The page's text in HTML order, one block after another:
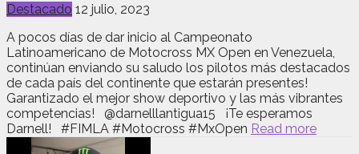
Destacado 12 julio, 2023
A pocos días de dar inicio al Campeonato
Latinoamericano de Motocross MX Open en Venezuela,
continúan enviando su saludo los pilotos más destacados
de cada país del continente que estarán presentes!
Garantizado el mejor show deportivo y las más vibrantes
competencias! @darnelllantigua15 ¡Te esperamos
Darnell! #FIMLA #Motocross #MxOpen Read more